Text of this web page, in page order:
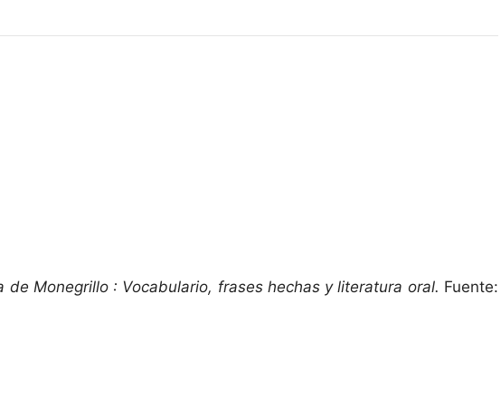
de Monegrillo : Vocabulario, frases hechas y literatura oral. Fuente: